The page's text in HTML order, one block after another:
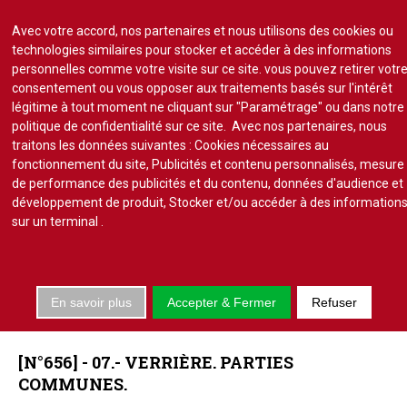
Lire un numéro
S'abonner
Se connecter
Actu.
Point de droit
Au Parlement
Gestion et maintenance
Pratique de la copro.
JURISPRUDENCEPARTIESCOMMUNES
[N°656] - 07.- VERRIÈRE. PARTIES
COMMUNES.
Avec votre accord, nos partenaires et nous utilisons des cookies ou
technologies similaires pour stocker et accéder à des informations
personnelles comme votre visite sur ce site. vous pouvez retirer
consentement ou vous opposer aux traitements basés sur l'intérêt
légitime à tout moment ne cliquant sur "Paramétrage" ou dans notre
politique de confidentialité sur ce site. Avec nos partenaires, nous
traitons les données suivantes : Cookies nécessaires au
fonctionnement du site, Publicités et contenu personnalisés, mesure
de performance des publicités et du contenu, données d'audience et
développement de produit, Stocker et/ou accéder à des
sur un terminal
En savoir plus Accepter & Fermer Refuser